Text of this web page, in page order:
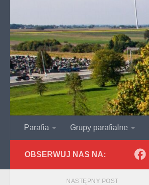
Parafia Grupy parafialne
OBSERWUJ NAS NA:
NASTĘPNY POST